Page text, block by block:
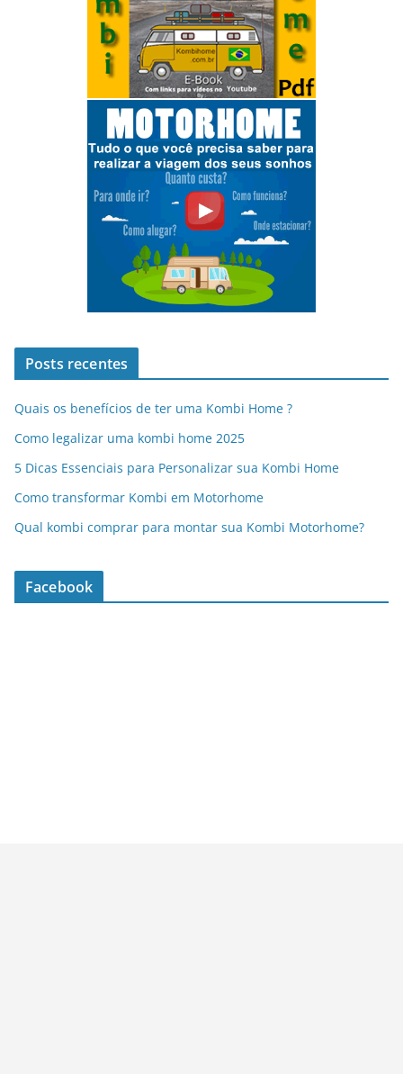
Posts recentes
Quais os benefícios de ter uma Kombi Home ?
Como legalizar uma kombi home 2025
5 Dicas Essenciais para Personalizar sua Kombi Home
Como transformar Kombi em Motorhome
Qual kombi comprar para montar sua Kombi Motorhome?
Facebook